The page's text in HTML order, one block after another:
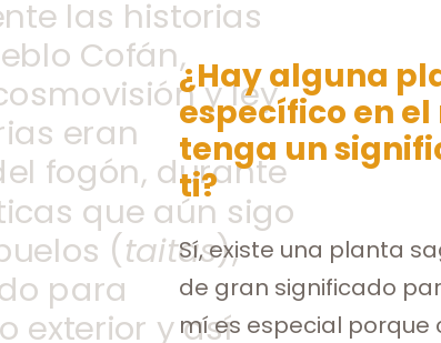
las historias
Cofán,
y ley
eran
fogón, durante
que aún sigo
(taitas),
para
exterior y así
¿Hay alguna
específico en
tenga un
ti?
Sí, existe una planta
de gran significado
mí es especial porque